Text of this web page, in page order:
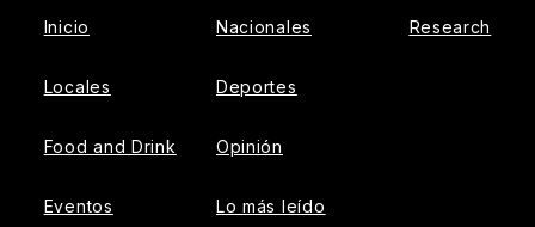
Inicio
Locales
Food and Drink
Eventos
Nacionales
Deportes
Opinión
Lo más leído
Research